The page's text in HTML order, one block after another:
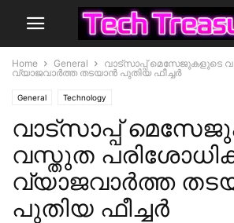
Home General
വാട്‌സാപ്പ് മെസേജുകളുടെ
വ്യാജവാര്‍ത്ത തടയാന്‍ പുതിയ ഫീച്ചർ
General Technology
വാട്‌സാപ്പ്
വസ്തുത
വ്യാജവാര്‍ത്ത
പുതിയ ഫീച്ചർ